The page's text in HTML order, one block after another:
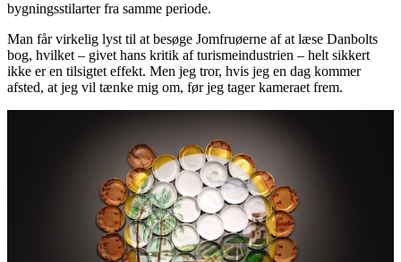
bygningsstilarter fra samme periode.
Man får virkelig lyst til at besøge Jomfruøerne af at læse Danbolts
bog, hvilket – givet hans kritik af turismeindustrien – helt sikkert
ikke er en tilsigtet effekt. Men jeg tror, hvis jeg en dag kommer
afsted, at jeg vil tænke mig om, før jeg tager kameraet frem.